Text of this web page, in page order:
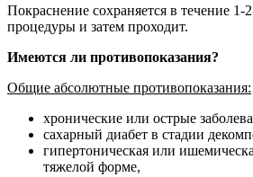
Покраснение сохраняется в течение 1-
процедуры и затем проходит.
Имеются ли противопоказания?
Общие абсолютные противопоказания:
хронические или острые
сахарный диабет в стадии
гипертоническая или
тяжелой форме,